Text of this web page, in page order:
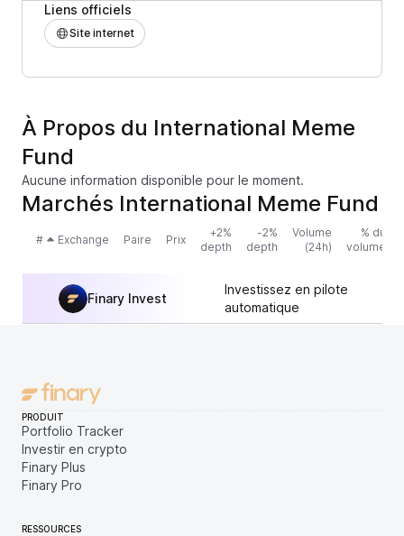
Liens officiels
Site internet
À Propos du International Meme
Fund
Aucune information disponible pour le moment.
Marchés International Meme Fund
# Exchange Paire Prix
+2%
depth
-2%
depth
Volume
(24h)
% du
volume
Finary Invest
Investissez en pilote
automatique
PRODUIT
Portfolio Tracker
Investir en crypto
Finary Plus
Finary Pro
RESSOURCES